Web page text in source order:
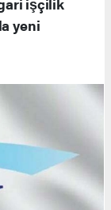
yeni